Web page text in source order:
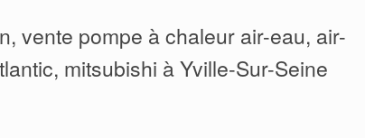
vente pompe à chaleur air-eau, air-
mitsubishi à Yville-Sur-Seine